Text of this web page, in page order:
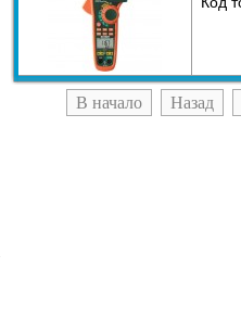
В начало Назад